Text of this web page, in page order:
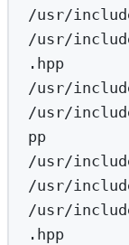
/usr/
/usr/
.hpp
/usr/
/usr/
pp
/usr/
/usr/
/usr/
.hpp